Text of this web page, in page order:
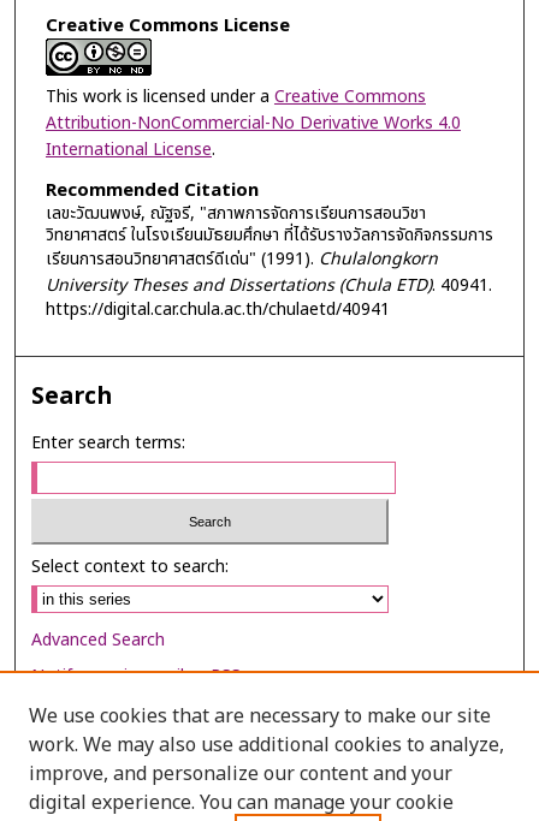
Creative Commons License
This work is licensed under a Creative Commons
Attribution-NonCommercial-No Derivative Works 4.0
International License.
Recommended Citation
เลขะวัฒนพงษ์, ณัฐจรี, "สภาพการจัดการเรียนการสอนวิชา
วิทยาศาสตร์ ในโรงเรียนมัธยมศึกษา ที่ได้รับรางวัลการจัดกิจกรรมการ
เรียนการสอนวิทยาศาสตร์ดีเด่น" (1991). Chulalongkorn
University Theses and Dissertations (Chula ETD). 40941.
https://digital.car.chula.ac.th/chulaetd/40941
Search
Enter search terms:
Select context to search:
Advanced Search
Notify me via email orRSS
Browse
Collections
Disciplines
We use cookies that are necessary to make our site
work. We may also use additional cookies to analyze,
improve, and personalize our content and your
digital experience. You can manage your cookie